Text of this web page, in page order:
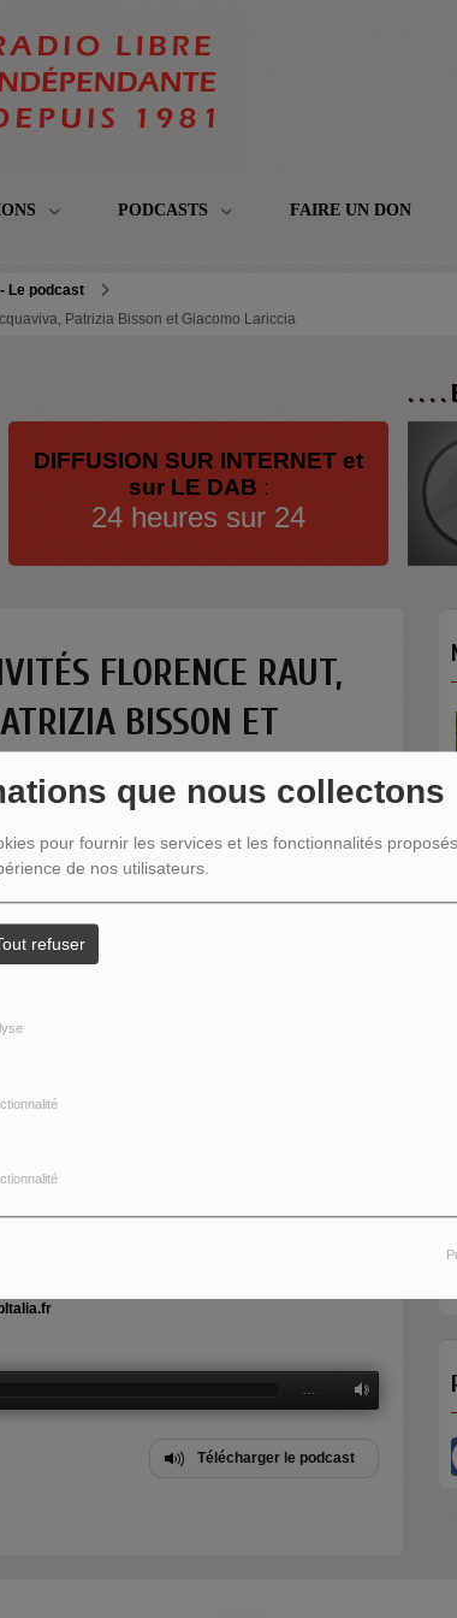
que nous collectons
pour fournir les services et les fonctionnalités
de nos utilisateurs.
refuser
PODCASTS FAIRE UN DON
Le podcast
Patrizia Bisson et Giacomo Lariccia
DIFFUSION SUR INTERNET et
sur LE DAB :
24 heures sur 24
. . . .
FLORENCE RAUT,
BISSON ET
…
Télécharger le podcast